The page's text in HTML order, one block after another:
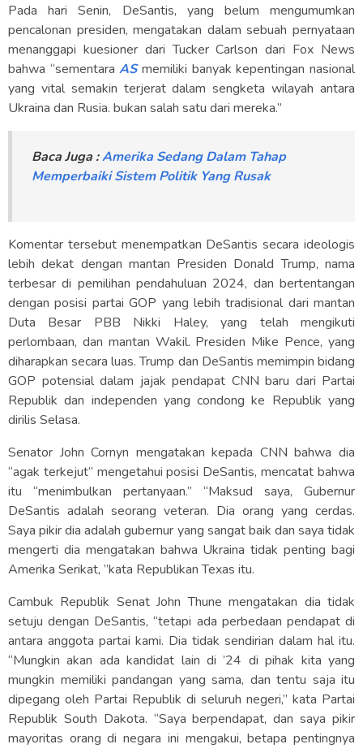
Pada hari Senin, DeSantis, yang belum mengumumkan
pencalonan presiden, mengatakan dalam sebuah pernyataan
menanggapi kuesioner dari Tucker Carlson dari Fox News
bahwa “sementaraAS memiliki banyak kepentingan nasional
yang vital semakin terjerat dalam sengketa wilayah antara
Ukraina dan Rusia. bukan salah satu dari mereka.”
Baca Juga :Amerika Sedang Dalam Tahap
Memperbaiki Sistem Politik Yang Rusak
Komentar tersebut menempatkan DeSantis secara ideologis
lebih dekat dengan mantan Presiden Donald Trump, nama
terbesar di pemilihan pendahuluan 2024, dan bertentangan
dengan posisi partai GOP yang lebih tradisional dari mantan
Duta Besar PBB Nikki Haley, yang telah mengikuti
perlombaan, dan mantan Wakil. Presiden Mike Pence, yang
diharapkan secara luas. Trump dan DeSantis memimpin bidang
GOP potensial dalam jajak pendapat CNN baru dari Partai
Republik dan independen yang condong ke Republik yang
dirilis Selasa.
Senator John Cornyn mengatakan kepada CNN bahwa dia
“agak terkejut” mengetahui posisi DeSantis, mencatat bahwa
itu “menimbulkan pertanyaan.” “Maksud saya, Gubernur
DeSantis adalah seorang veteran. Dia orang yang cerdas.
Saya pikir dia adalah gubernur yang sangat baik dan saya tidak
mengerti dia mengatakan bahwa Ukraina tidak penting bagi
Amerika Serikat, ”kata Republikan Texas itu.
Cambuk Republik Senat John Thune mengatakan dia tidak
setuju dengan DeSantis, “tetapi ada perbedaan pendapat di
antara anggota partai kami. Dia tidak sendirian dalam hal itu.
“Mungkin akan ada kandidat lain di ’24 di pihak kita yang
mungkin memiliki pandangan yang sama, dan tentu saja itu
dipegang oleh Partai Republik di seluruh negeri,” kata Partai
Republik South Dakota. “Saya berpendapat, dan saya pikir
mayoritas orang di negara ini mengakui, betapa pentingnya